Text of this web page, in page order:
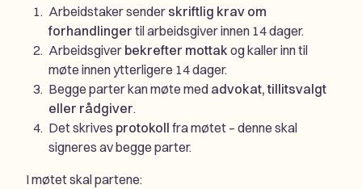
Arbeidstaker sender skriftlig krav om
forhandlinger til arbeidsgiver innen 14 dager.
Arbeidsgiver bekrefter mottak og kaller inn til
møte innen ytterligere 14 dager.
Begge parter kan møte med advokat, tillitsvalgt
eller rådgiver.
Det skrives protokoll fra møtet – denne skal
signeres av begge parter.
I møtet skal partene: